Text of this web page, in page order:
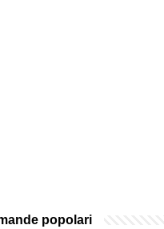
popolari